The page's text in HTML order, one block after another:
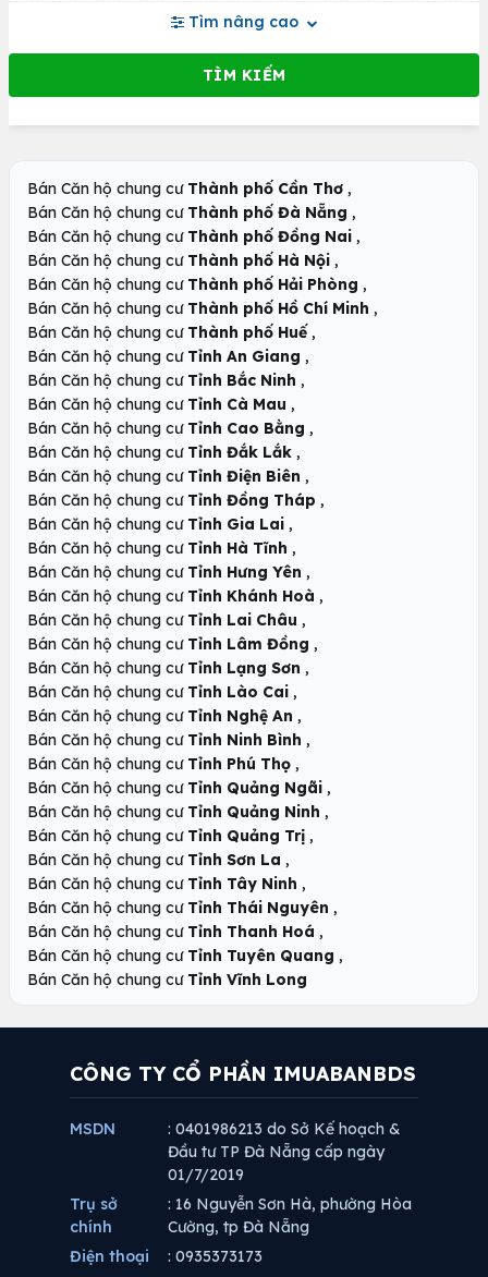
Tìm nâng cao
Bán Căn hộ chung cư Thành phố Cần Thơ ,
Bán Căn hộ chung cư Thành phố Đà Nẵng ,
Bán Căn hộ chung cư Thành phố Đồng Nai ,
Bán Căn hộ chung cư Thành phố Hà Nội ,
Bán Căn hộ chung cư Thành phố Hải Phòng ,
Bán Căn hộ chung cư Thành phố Hồ Chí Minh ,
Bán Căn hộ chung cư Thành phố Huế ,
Bán Căn hộ chung cư Tỉnh An Giang ,
Bán Căn hộ chung cư Tỉnh Bắc Ninh ,
Bán Căn hộ chung cư Tỉnh Cà Mau ,
Bán Căn hộ chung cư Tỉnh Cao Bằng ,
Bán Căn hộ chung cư Tỉnh Đắk Lắk ,
Bán Căn hộ chung cư Tỉnh Điện Biên ,
Bán Căn hộ chung cư Tỉnh Đồng Tháp ,
Bán Căn hộ chung cư Tỉnh Gia Lai ,
Bán Căn hộ chung cư Tỉnh Hà Tĩnh ,
Bán Căn hộ chung cư Tỉnh Hưng Yên ,
Bán Căn hộ chung cư Tỉnh Khánh Hoà ,
Bán Căn hộ chung cư Tỉnh Lai Châu ,
Bán Căn hộ chung cư Tỉnh Lâm Đồng ,
Bán Căn hộ chung cư Tỉnh Lạng Sơn ,
Bán Căn hộ chung cư Tỉnh Lào Cai ,
Bán Căn hộ chung cư Tỉnh Nghệ An ,
Bán Căn hộ chung cư Tỉnh Ninh Bình ,
Bán Căn hộ chung cư Tỉnh Phú Thọ ,
Bán Căn hộ chung cư Tỉnh Quảng Ngãi ,
Bán Căn hộ chung cư Tỉnh Quảng Ninh ,
Bán Căn hộ chung cư Tỉnh Quảng Trị ,
Bán Căn hộ chung cư Tỉnh Sơn La ,
Bán Căn hộ chung cư Tỉnh Tây Ninh ,
Bán Căn hộ chung cư Tỉnh Thái Nguyên ,
Bán Căn hộ chung cư Tỉnh Thanh Hoá ,
Bán Căn hộ chung cư Tỉnh Tuyên Quang ,
Bán Căn hộ chung cư Tỉnh Vĩnh Long
CÔNG TY CỔ PHẦN IMUABANBDS
MSDN
: 0401986213 do Sở Kế hoạch &
Đầu tư TP Đà Nẵng cấp ngày
01/7/2019
Trụ sở
chính
: 16 Nguyễn Sơn Hà, phường Hòa
Cường, tp Đà Nẵng
Điện thoại
: 0935373173